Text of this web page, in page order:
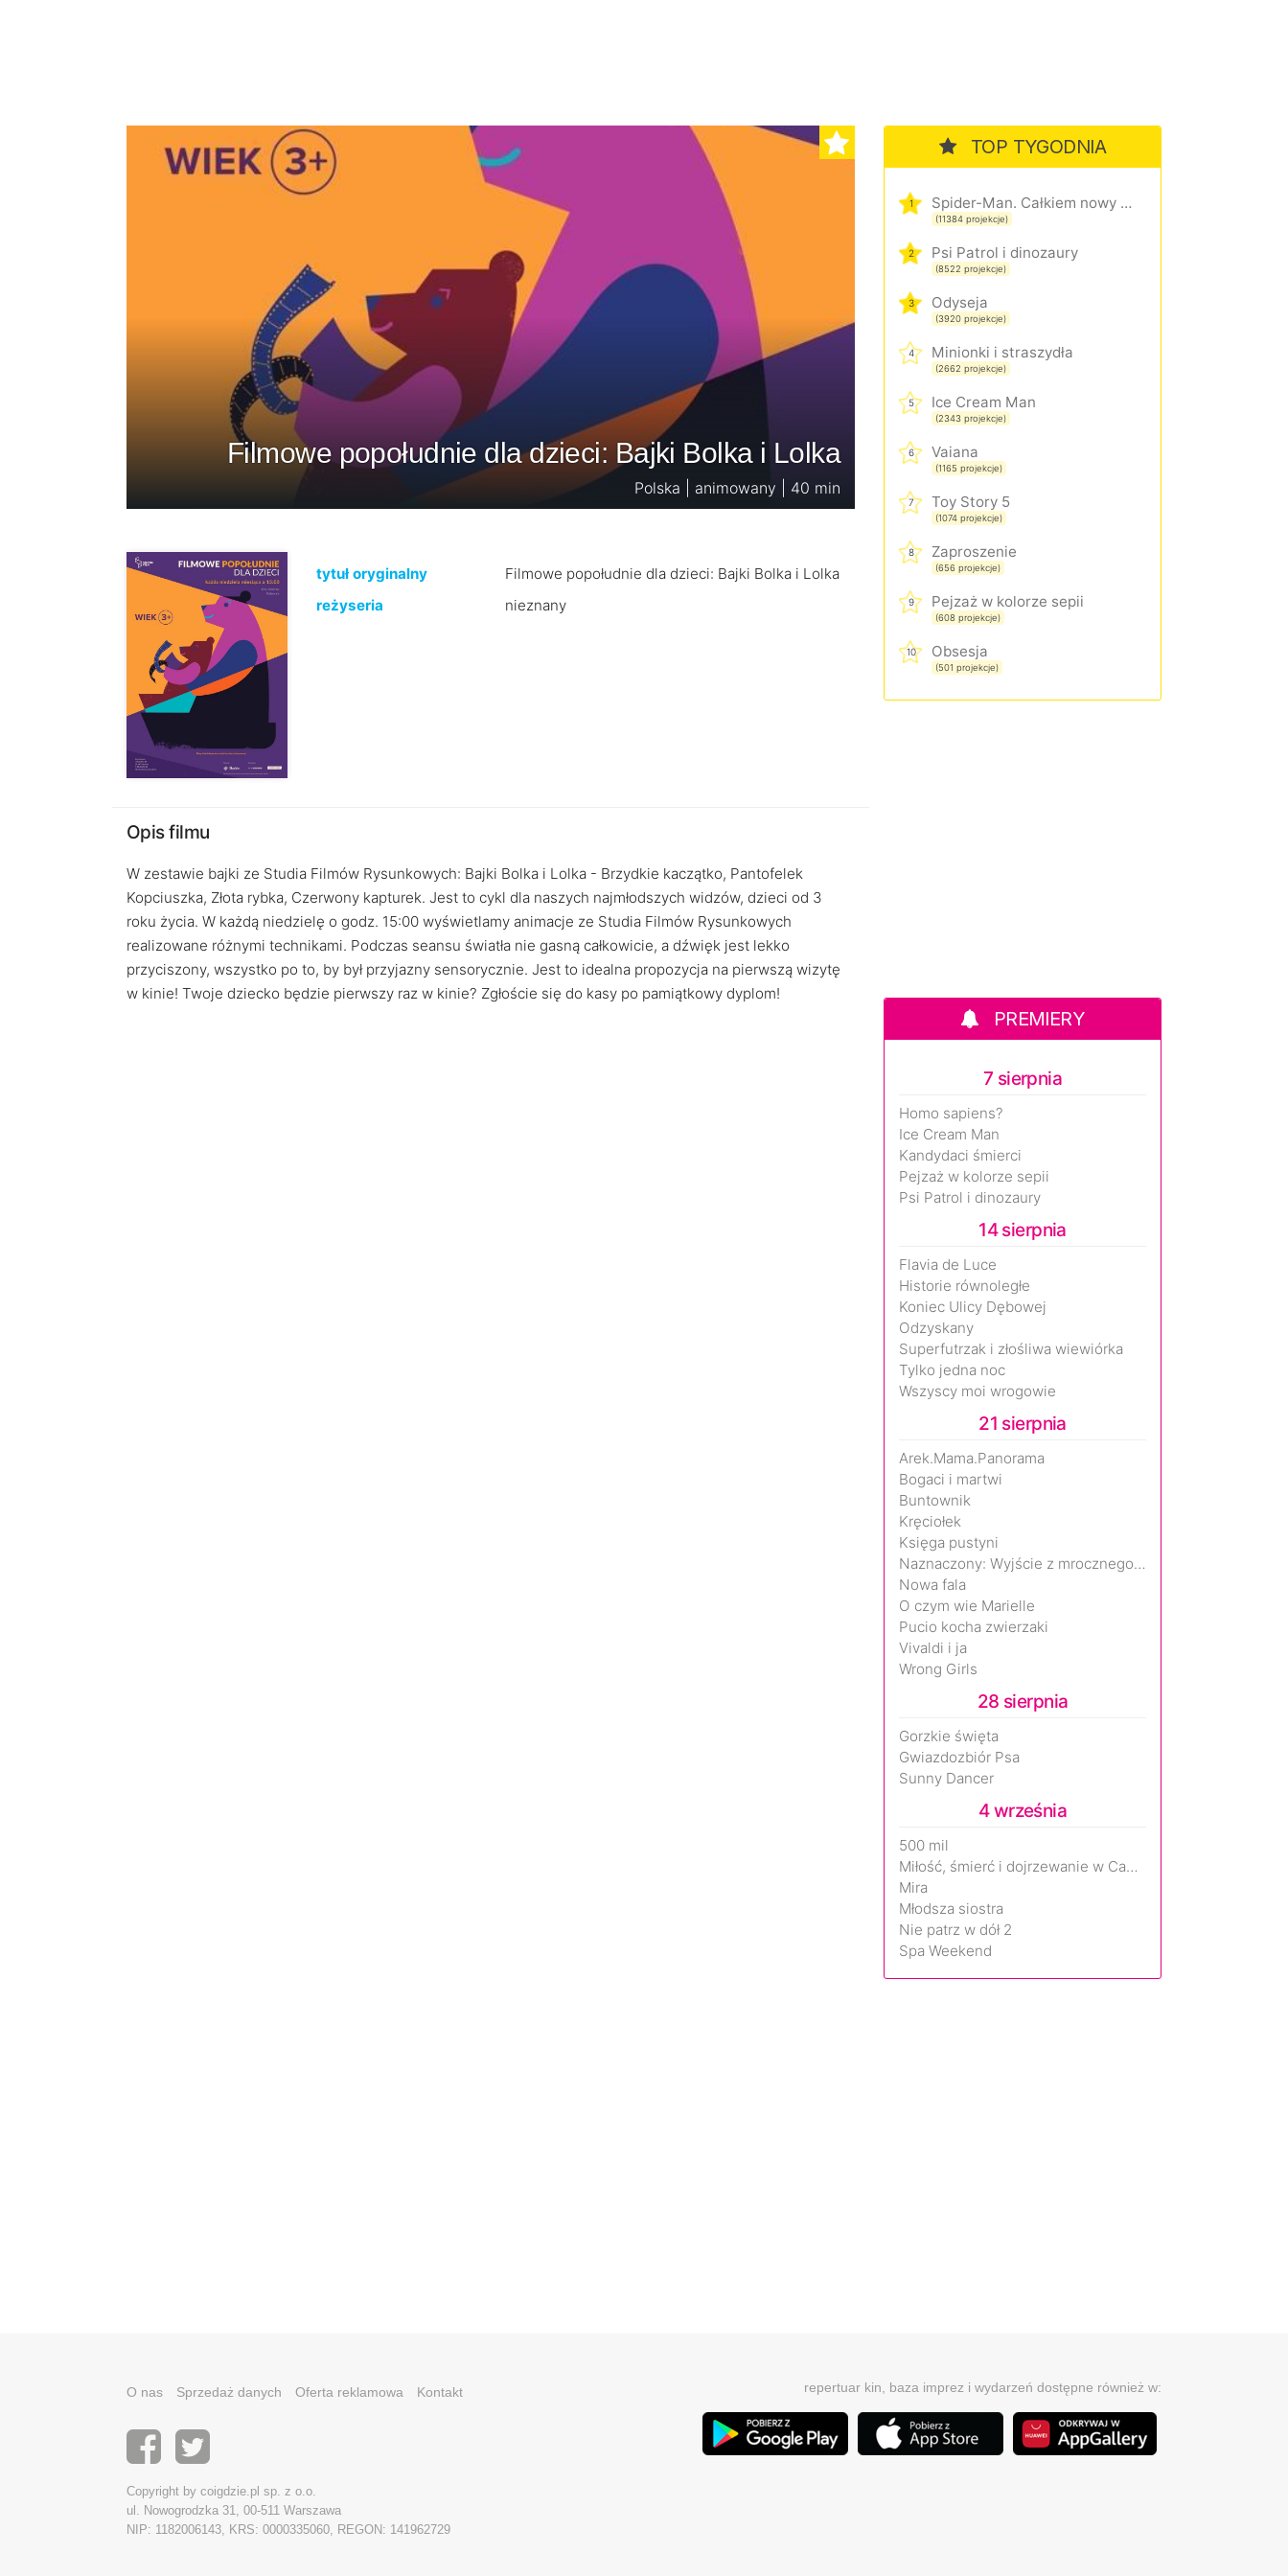
Filmowe popołudnie dla dzieci: Bajki Bolka i Lolka
Polska | animowany | 40 min
tytuł oryginalny
Filmowe popołudnie dla dzieci: Bajki Bolka i Lolka
reżyseria
nieznany
Opis filmu
W zestawie bajki ze Studia Filmów Rysunkowych: Bajki Bolka i Lolka - Brzydkie kaczątko, Pantofelek
Kopciuszka, Złota rybka, Czerwony kapturek. Jest to cykl dla naszych najmłodszych widzów, dzieci od 3
roku życia. W każdą niedzielę o godz. 15:00 wyświetlamy animacje ze Studia Filmów Rysunkowych
realizowane różnymi technikami. Podczas seansu światła nie gasną całkowicie, a dźwięk jest lekko
przyciszony, wszystko po to, by był przyjazny sensorycznie. Jest to idealna propozycja na pierwszą wizytę
w kinie! Twoje dziecko będzie pierwszy raz w kinie? Zgłoście się do kasy po pamiątkowy dyplom!
TOP TYGODNIA
1 Spider-Man. Całkiem nowy dzień
(11384 projekcje)
2 Psi Patrol i dinozaury
(8522 projekcje)
3 Odyseja
(3920 projekcje)
4 Minionki i straszydła
(2662 projekcje)
5 Ice Cream Man
(2343 projekcje)
6 Vaiana
(1165 projekcje)
7 Toy Story 5
(1074 projekcje)
8 Zaproszenie
(656 projekcje)
9 Pejzaż w kolorze sepii
(608 projekcje)
10 Obsesja
(501 projekcje)
PREMIERY
7 sierpnia
Homo sapiens?
Ice Cream Man
Kandydaci śmierci
Pejzaż w kolorze sepii
Psi Patrol i dinozaury
14 sierpnia
Flavia de Luce
Historie równoległe
Koniec Ulicy Dębowej
Odzyskany
Superfutrzak i złośliwa wiewiórka
Tylko jedna noc
Wszyscy moi wrogowie
21 sierpnia
Arek.Mama.Panorama
Bogaci i martwi
Buntownik
Kręciołek
Księga pustyni
Naznaczony: Wyjście z mrocznego wymiaru
Nowa fala
O czym wie Marielle
Pucio kocha zwierzaki
Vivaldi i ja
Wrong Girls
28 sierpnia
Gorzkie święta
Gwiazdozbiór Psa
Sunny Dancer
4 września
500 mil
Miłość, śmierć i dojrzewanie w Camp Miasma
Mira
Młodsza siostra
Nie patrz w dół 2
Spa Weekend
O nas Sprzedaż danych Oferta reklamowa Kontakt
Copyright by coigdzie.pl sp. z o.o.
ul. Nowogrodzka 31, 00-511 Warszawa
NIP: 1182006143, KRS: 0000335060, REGON: 141962729
repertuar kin, baza imprez i wydarzeń dostępne również w: